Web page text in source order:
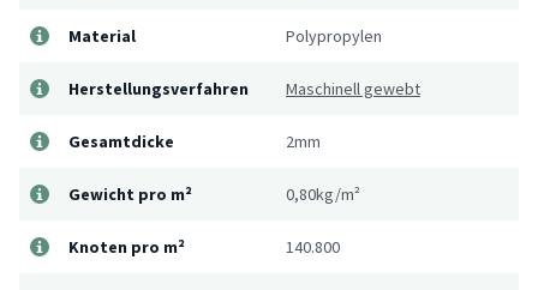
Material Polypropylen
Herstellungsverfahren Maschinell gewebt
Gesamtdicke 2mm
Gewicht pro m² 0,80kg/m²
Knoten pro m² 140.800